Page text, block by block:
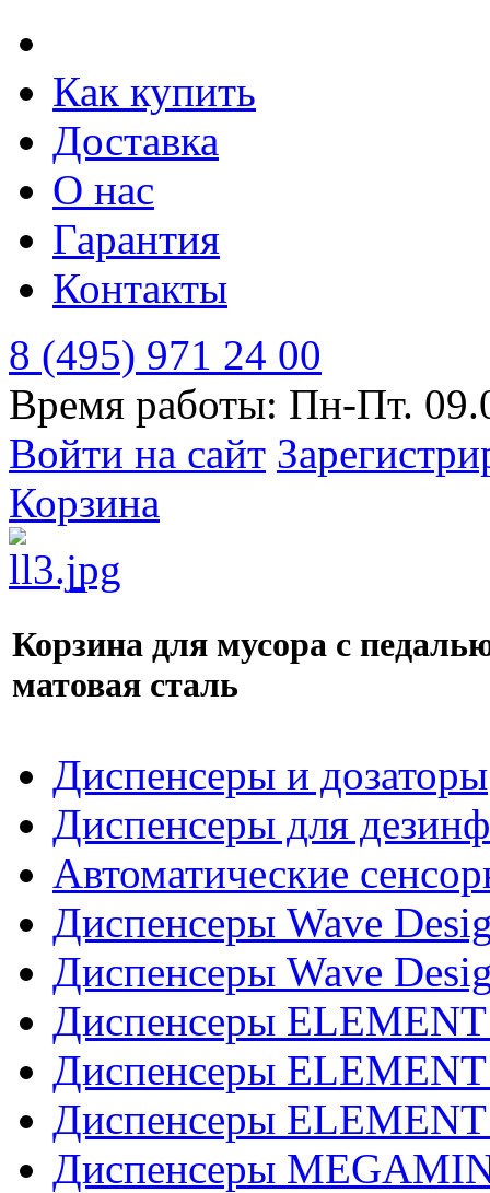
Как купить
Доставка
О нас
Гарантия
Контакты
8 (495) 971 24 00
Время работы: Пн-Пт.
Войти на сайт
Корзина
Корзина для мусора с
матовая сталь
Диспенсеры и дозаторы
Диспенсеры для
Автоматические
Диспенсеры Wave
Диспенсеры Wave
Диспенсеры
Диспенсеры
Диспенсеры
Диспенсеры